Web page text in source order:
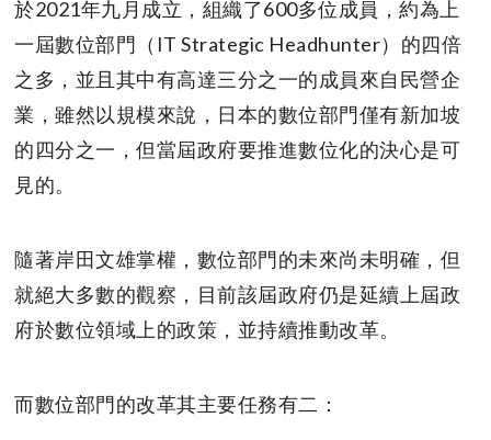
於2021年九月成立，組織了600多位成員，約為上
一屆數位部門（IT Strategic Headhunter）的四倍
之多，並且其中有高達三分之一的成員來自民營企
業，雖然以規模來說，日本的數位部門僅有新加坡
的四分之一，但當屆政府要推進數位化的決心是可
見的。
隨著岸田文雄掌權，數位部門的未來尚未明確，但
就絕大多數的觀察，目前該屆政府仍是延續上屆政
府於數位領域上的政策，並持續推動改革。
而數位部門的改革其主要任務有二：